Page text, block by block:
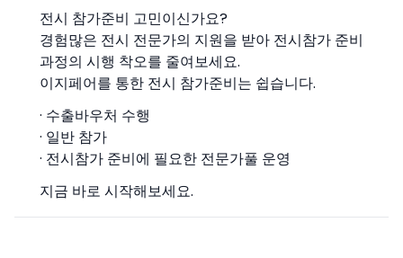
전시 참가준비 고민이신가요?
경험많은 전시 전문가의 지원을 받아 전시참가 준비
과정의 시행 착오를 줄여보세요.
이지페어를 통한 전시 참가준비는 쉽습니다.
· 수출바우처 수행
· 일반 참가
· 전시참가 준비에 필요한 전문가풀 운영
지금 바로 시작해보세요.